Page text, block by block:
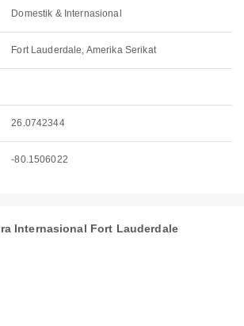
Domestik & Internasional
Fort Lauderdale, Amerika Serikat
26.0742344
-80.1506022
Internasional Fort Lauderdale